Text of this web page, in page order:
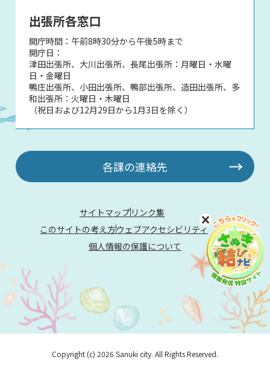
出張所各窓口
開庁時間：午前8時30分から午後5時まで
開庁日：
津田出張所、大川出張所、長尾出張所：月曜日・水曜
日・金曜日
鴨庄出張所、小田出張所、鴨部出張所、造田出張所、多
和出張所：火曜日・木曜日
（祝日および12月29日から1月3日を除く）
各課の連絡先
サイトマップ リンク集
このサイトの考え方ウェブアクセシビリティ
個人情報の保護について
Copyright (c) 2026 Sanuki city. All Rights Reserved.